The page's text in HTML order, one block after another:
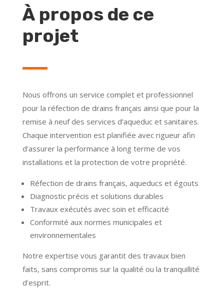
À propos de ce
projet
Nous offrons un service complet et professionnel
pour la réfection de drains français ainsi que pour la
remise à neuf des services d’aqueduc et sanitaires.
Chaque intervention est planifiée avec rigueur afin
d’assurer la performance à long terme de vos
installations et la protection de votre propriété.
Réfection de drains français, aqueducs et égouts
Diagnostic précis et solutions durables
Travaux exécutés avec soin et efficacité
Conformité aux normes municipales et
environnementales
Notre expertise vous garantit des travaux bien
faits, sans compromis sur la qualité ou la tranquillité
d’esprit.